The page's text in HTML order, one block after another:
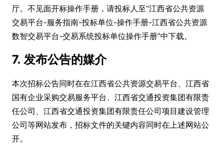
厅。不见面开标操作手册，请投标人至“江西省公共资源
交易平台-服务指南-投标单位-操作手册-江西省公共资源
数智交易平台-交易系统投标单位操作手册”中下载。
7. 发布公告的媒介
本次招标公告同时在在江西省公共资源交易平台、江西省
国有企业采购交易服务平台、江西省交通投资集团有限责
任公司、江西省交通投资集团有限责任公司项目建设管理
公司等网站发布，招标文件的关键内容同时在上述网站公
开。